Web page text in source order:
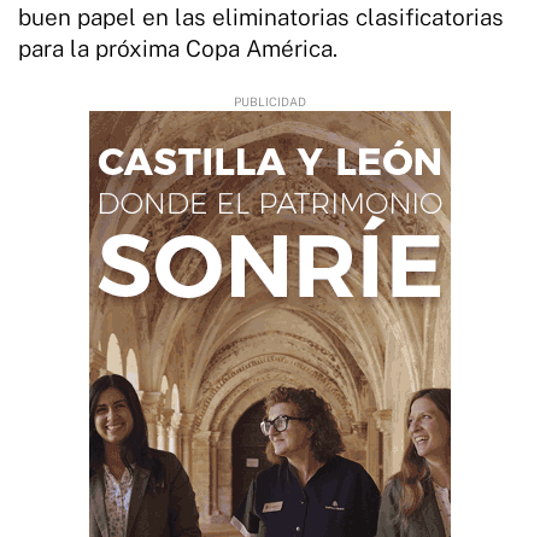
buen papel en las eliminatorias clasificatorias
para la próxima Copa América.